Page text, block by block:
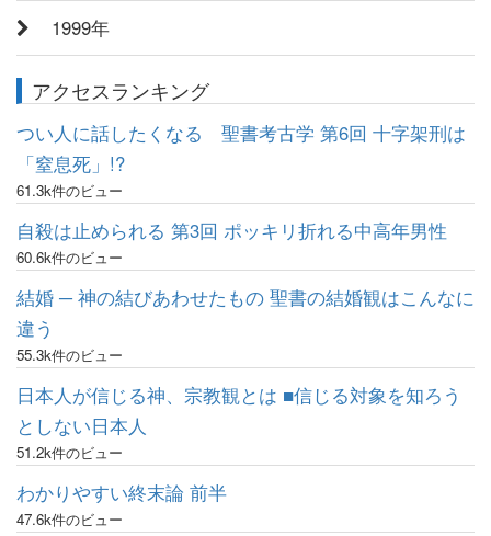
1999年
アクセスランキング
つい人に話したくなる 聖書考古学 第6回 十字架刑は
「窒息死」!?
61.3k件のビュー
自殺は止められる 第3回 ポッキリ折れる中高年男性
60.6k件のビュー
結婚 ─ 神の結びあわせたもの 聖書の結婚観はこんなに
違う
55.3k件のビュー
日本人が信じる神、宗教観とは ■信じる対象を知ろう
としない日本人
51.2k件のビュー
わかりやすい終末論 前半
47.6k件のビュー